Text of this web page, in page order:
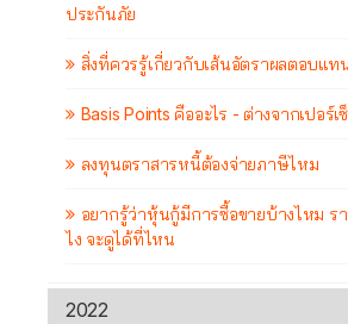
ประกันภัย
สิ่งที่ควรรู้เกี่ยวกับเส้นอัตราผลตอบแท
Basis Points คืออะไร - ต่างจากเปอร์เ
ลงทุนตราสารหนี้ต้องจ่ายภาษีไหม
อยากรู้ว่าหุ้นกู้มีการซื้อขายบ้างไหม ร
ไง จะดูได้ที่ไหน
2022